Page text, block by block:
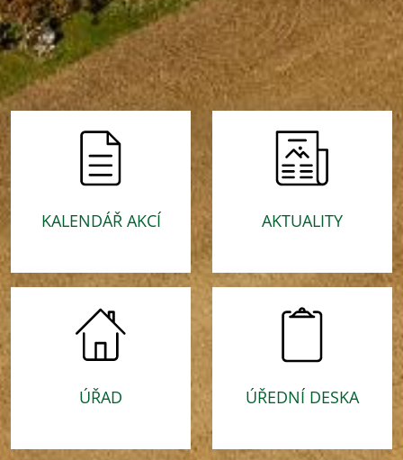
KALENDÁŘ AKCÍ AKTUALITY
ÚŘAD ÚŘEDNÍ DESKA